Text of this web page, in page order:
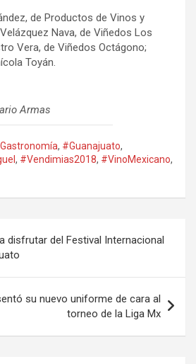
de Productos de Vinos y
Nava, de Viñedos Los
Vera, de Viñedos Octágono;
Toyán.
Armas
, #Guanajuato,
, #Vendimias2018, #VinoMexicano,
disfrutar del Festival Internacional
su nuevo uniforme de cara al
torneo de la Liga Mx